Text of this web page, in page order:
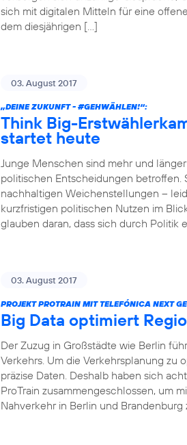
sich mit digitalen Mitteln für eine
dem diesjährigen […]
03. August 2017
„DEINE ZUKUNFT - #GEHWÄHLEN!“:
Think Big-
startet heute
Junge Menschen sind mehr und
politischen Entscheidungen betroffen.
nachhaltigen Weichenstellungen –
kurzfristigen politischen Nutzen im
glauben daran, dass sich durch Politik
03. August 2017
PROJEKT PROTRAIN MIT TELEFÓNICA NEXT
Big Data optimiert
Der Zuzug in Großstädte wie Berlin
Verkehrs. Um die Verkehrsplanung zu
präzise Daten. Deshalb haben sich
ProTrain zusammengeschlossen, um
Nahverkehr in Berlin und